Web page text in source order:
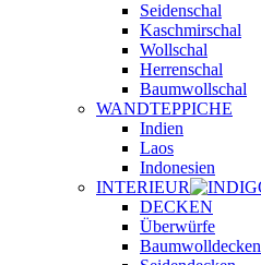
Seidenschal
Kaschmirschal
Wollschal
Herrenschal
Baumwollschal
WANDTEPPICHE
Indien
Laos
Indonesien
INTERIEUR
DECKEN
Überwürfe
Baumwolldecken